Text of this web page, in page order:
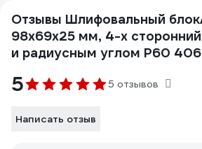
Отзывы Шлифовальный
98х69х25 мм, 4-х
и радиусным углом Р60
5 5 отзывов
Написать отзыв